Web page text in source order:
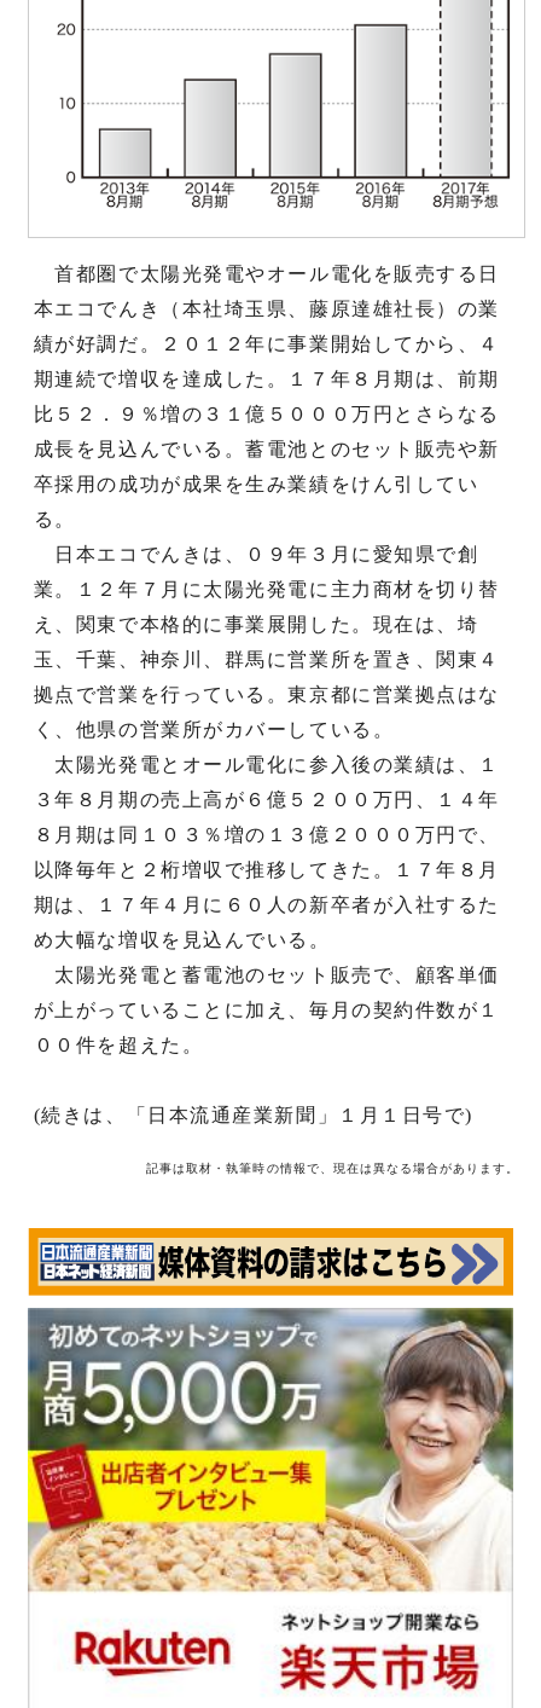
首都圏で太陽光発電やオール電化を販売する日
本エコでんき（本社埼玉県、藤原達雄社長）の業
績が好調だ。２０１２年に事業開始してから、４
期連続で増収を達成した。１７年８月期は、前期
比５２．９％増の３１億５０００万円とさらなる
成長を見込んでいる。蓄電池とのセット販売や新
卒採用の成功が成果を生み業績をけん引してい
る。
日本エコでんきは、０９年３月に愛知県で創
業。１２年７月に太陽光発電に主力商材を切り替
え、関東で本格的に事業展開した。現在は、埼
玉、千葉、神奈川、群馬に営業所を置き、関東４
拠点で営業を行っている。東京都に営業拠点はな
く、他県の営業所がカバーしている。
太陽光発電とオール電化に参入後の業績は、１
３年８月期の売上高が６億５２００万円、１４年
８月期は同１０３％増の１３億２０００万円で、
以降毎年と２桁増収で推移してきた。１７年８月
期は、１７年４月に６０人の新卒者が入社するた
め大幅な増収を見込んでいる。
太陽光発電と蓄電池のセット販売で、顧客単価
が上がっていることに加え、毎月の契約件数が１
００件を超えた。
(続きは、「日本流通産業新聞」１月１日号で)
記事は取材・執筆時の情報で、現在は異なる場合があります。